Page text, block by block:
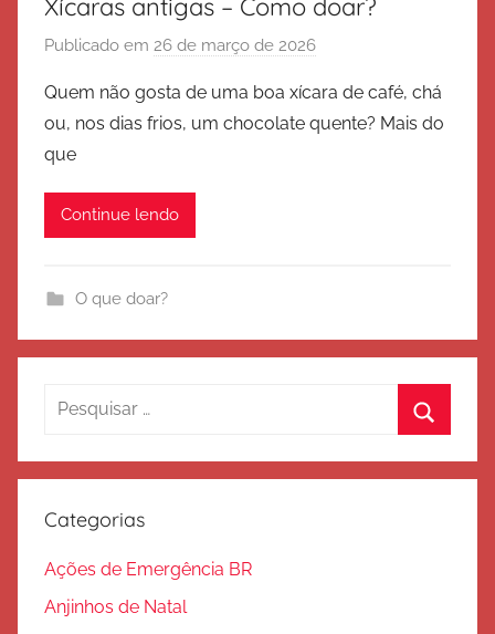
Publicado em 26 de março de 2026
r
E
d
l
Quem não gosta de uma boa xícara de café, chá
ou, nos dias frios, um chocolate quente? Mais do
que
Continue lendo
O que doar?
Pesquisar
Categorias
Ações de Emergência BR
Anjinhos de Natal